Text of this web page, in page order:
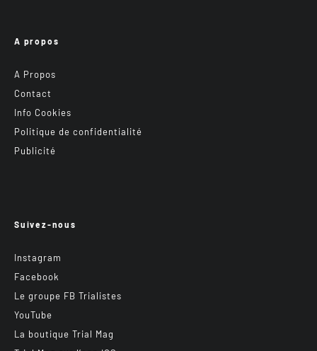
A propos
A Propos
Contact
Info Cookies
Politique de confidentialité
Publicité
Suivez-nous
Instagram
Facebook
Le groupe FB Trialistes
YouTube
La boutique Trial Mag